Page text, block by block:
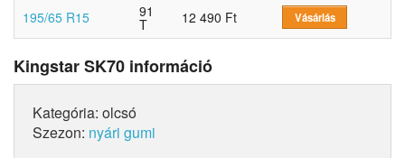
195/65 R15 91
T 12 490 Ft Vásárlás
Kingstar SK70 információ
Kategória: olcsó
Szezon: nyári gumi